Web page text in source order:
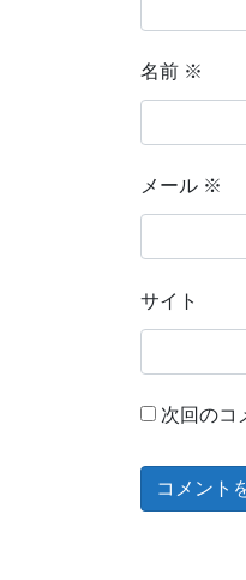
名前 ※
メール ※
サイト
次回のコ